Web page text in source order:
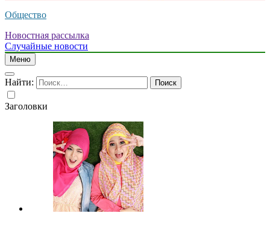
Общество
Новостная рассылка
Случайные новости
Меню
Найти:
Заголовки